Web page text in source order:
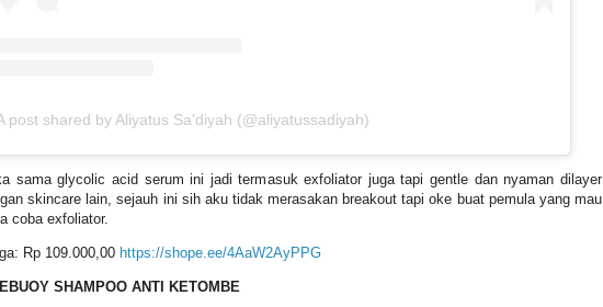
post shared by Aliyatus Sa'diyah (@aliyatussadiyah)
sama glycolic acid serum ini jadi termasuk exfoliator juga tapi gentle dan nyaman dilayer
skincare lain, sejauh ini sih aku tidak merasakan breakout tapi oke buat pemula yang mau
coba exfoliator.
Rp 109.000,00 https://shope.ee/4AaW2AyPPG
SHAMPOO ANTI KETOMBE